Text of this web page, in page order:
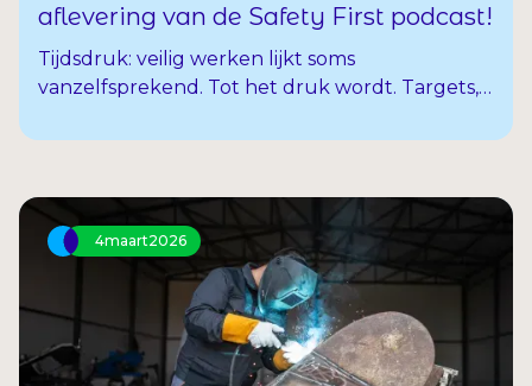
aflevering van de Safety First podcast!
Tijdsdruk: veilig werken lijkt soms
vanzelfsprekend. Tot het druk wordt. Targets,
weet sla je een stap over. In deze aflevering
hoe tijdsdruk de veiligheid van haar werk
beïnvloedt. En wat je kunt doen om, ondanks
de drukte, toch de controle te bewaren.
4maart2026